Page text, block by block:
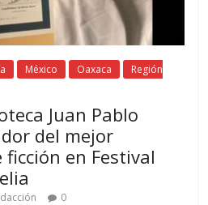
México Oaxaca
Región
Juan Pablo
del mejor
en Festival
0